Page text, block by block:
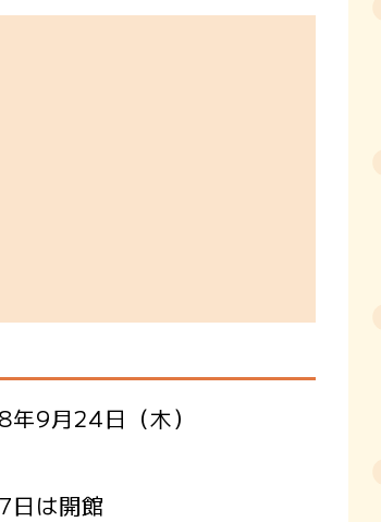
9月24日（木）
は開館